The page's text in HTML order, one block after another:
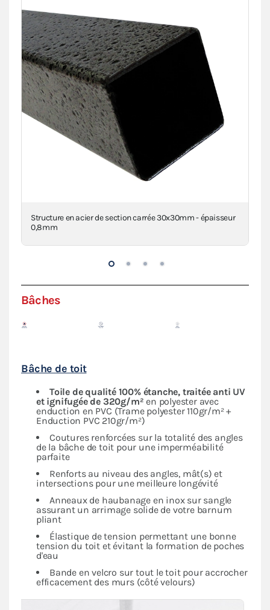
Structure en acier de section carrée 30x30mm - épaisseur
0,8mm
Bâches
Bâche de toit
Toile de qualité 100% étanche, traitée anti UV
et ignifugée de 320g/m² en polyester avec
enduction en PVC (Trame polyester 110gr/m² +
Enduction PVC 210gr/m²)
Coutures renforcées sur la totalité des angles
de la bâche de toit pour une imperméabilité
parfaite
Renforts au niveau des angles, mât(s) et
intersections pour une meilleure longévité
Anneaux de haubanage en inox sur sangle
assurant un arrimage solide de votre barnum
pliant
Élastique de tension permettant une bonne
tension du toit et évitant la formation de poches
d'eau
Bande en velcro sur tout le toit pour accrocher
efficacement des murs (côté velours)